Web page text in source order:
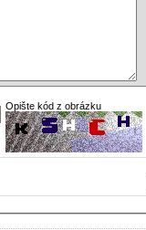
Opište kód z obrázku